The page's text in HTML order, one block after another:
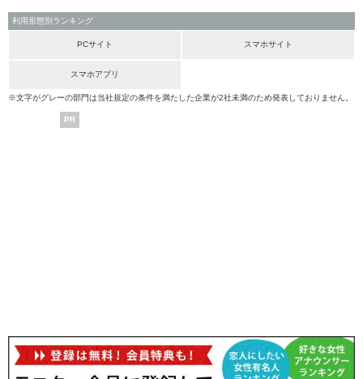
利用形態別ランキング
PCサイト スマホサイト
スマホアプリ
※文字がグレーの部門は当社規定の条件を満たした企業が2社未満のため発表しておりません。
PR